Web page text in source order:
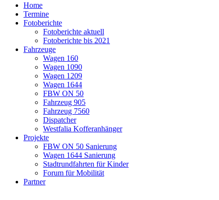
Home
Termine
Fotoberichte
Fotoberichte aktuell
Fotoberichte bis 2021
Fahrzeuge
Wagen 160
Wagen 1090
Wagen 1209
Wagen 1644
FBW ON 50
Fahrzeug 905
Fahrzeug 7560
Dispatcher
Westfalia Kofferanhänger
Projekte
FBW ON 50 Sanierung
Wagen 1644 Sanierung
Stadtrundfahrten für Kinder
Forum für Mobilität
Partner